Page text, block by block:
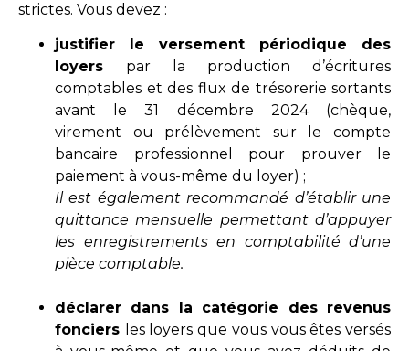
strictes. Vous devez :
justifier le versement périodique des
loyers par la production d’écritures
comptables et des flux de trésorerie sortants
avant le 31 décembre 2024 (chèque,
virement ou prélèvement sur le compte
bancaire professionnel pour prouver le
paiement à vous-même du loyer) ;
Il est également recommandé d’établir une
quittance mensuelle permettant d’appuyer
les enregistrements en comptabilité d’une
pièce comptable.
déclarer dans la catégorie des revenus
fonciers les loyers que vous vous êtes versés